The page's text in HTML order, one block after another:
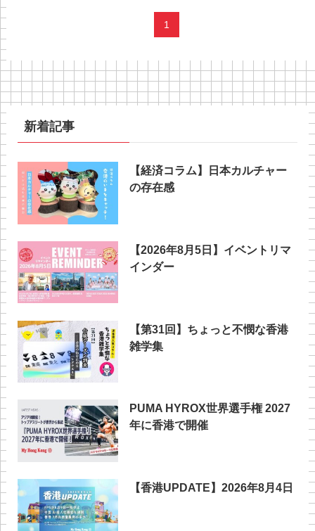
1
新着記事
【経済コラム】日本カルチャー
の存在感
【2026年8月5日】イベントリマ
インダー
【第31回】ちょっと不憫な香港
雑学集
PUMA HYROX世界選手権 2027
年に香港で開催
【香港UPDATE】2026年8月4日